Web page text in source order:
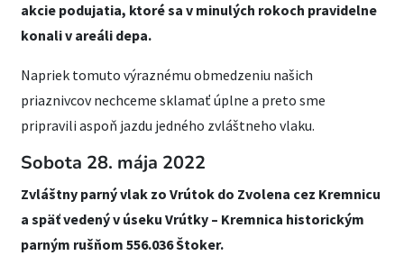
akcie podujatia, ktoré sa v minulých rokoch pravidelne
konali v areáli depa.
Napriek tomuto výraznému obmedzeniu našich
priaznivcov nechceme sklamať úplne a preto sme
pripravili aspoň jazdu jedného zvláštneho vlaku.
Sobota 28. mája 2022
Zvláštny parný vlak zo Vrútok do Zvolena cez Kremnicu
a späť vedený v úseku Vrútky – Kremnica historickým
parným rušňom 556.036 Štoker.